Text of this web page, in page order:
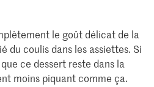
le goût délicat de la
coulis dans les assiettes. Si
ce dessert reste dans la
moins piquant comme ça.